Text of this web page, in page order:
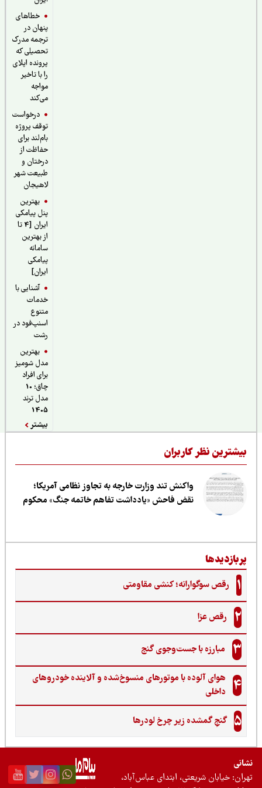
خطاهای
پنهان در
ترجمه مدرک
تحصیلی که
پرونده اپلای
را با تاخیر
درخواست
توقف پروژه
بام‌لند برای
حفاظت از
درختان و
طبیعت شهر
لاهیجان
بهترین
پنل پیامکی
ایران [4 تا
از بهترین
سامانه
پیامکی
آشنایی با
خدمات
اسنپ‌فود در
بهترین
مدل شومیز
برای افراد
چاق؛ 10
مدل ترند
نظر کاربران
واکنش تند وزارت خارجه به تجاوز نظامی آمریکا؛
نقض فاحش «یادداشت تفاهم خاتمه جنگ» محکوم
رقص سوگوارانه؛ کنشی مقاومتی
رقص عزا
مبارزه با جست‌وجوی گنج‌
هوای آلوده با موتورهای منسوخ‌شده و آلاینده خودروهای
داخلی
گنجِ گمشده زیر چرخ لودرها
خیابان شریعتی، ابتدای عباس‌آباد،